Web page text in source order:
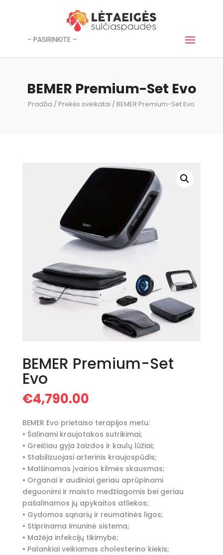
- PASIRINKITE -
BEMER Premium-Set Evo
Pradžia / Prekės sveikatai / BEMER Premium-Set Evo
BEMER Premium-Set
Evo
€4,790.00
BEMER Evo prietaiso terapijos metu:
• Šalinami kraujotakos sutrikimai;
• Greičiau gyja žaizdos ir kaulų lūžiai;
• Stabilizuojasi arterinis kraujospūdis;
• Malšinamas įvairios kilmės skausmas;
• Organai ir audiniai geriau aprūpinami
deguonimi ir maisto medžiagomis bei geriau
pašalinamos jų apykaitos atliekos;
• Gydomos sąnarių ir reumatinės ligos;
• Stiprinama imuninė sistema;
• Mažėja infekcijų tikimybė;
• Palankiai veikiamas cholesterino kiekis;